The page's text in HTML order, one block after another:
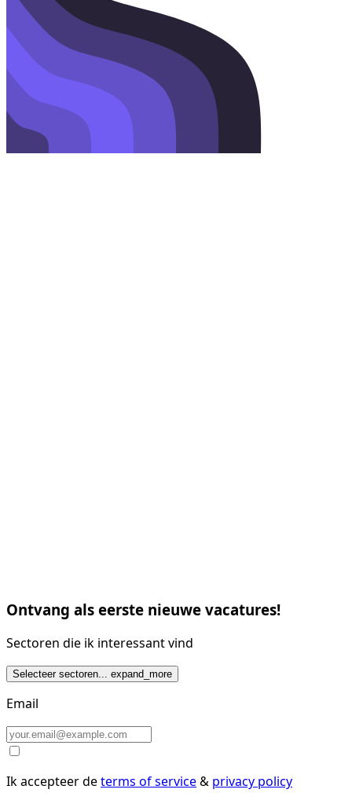
Ontvang als eerste nieuwe vacatures!
Sectoren die ik interessant vind
Selecteer sectoren... expand_more
Email
Ik accepteer determs of service& privacy policy